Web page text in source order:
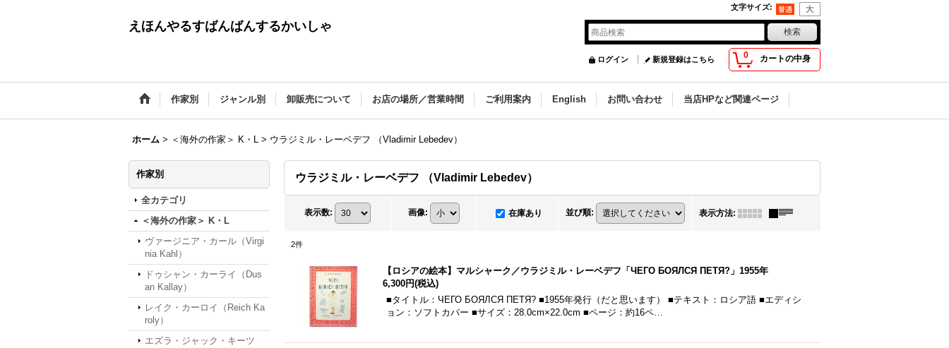
文字サイズ:
えほんやるすばんばんするかいしゃ
0 カートの中身
ログイン 新規登録はこちら
作家別 ジャンル別 卸販売について お店の場所／営業時間 ご利用案内 English お問い合わせ 当店HPなど関連ページ
ホーム > ＜海外の作家＞ K・L > ウラジミル・レーベデフ （Vladimir Lebedev）
作家別
全カテゴリ
＜海外の作家＞ K・L
ヴァージニア・カール（Virgi
nia Kahl）
ドゥシャン・カーライ（Dus
an Kallay）
レイク・カーロイ（Reich Ka
roly）
エズラ・ジャック・キーツ
ウラジミル・レーベデフ （Vladimir Lebedev）
表示数: 画像: 在庫あり 並び順: 表示方法:
2件
【ロシアの絵本】マルシャーク／ウラジミル・レーベデフ「ЧЕГО БОЯЛСЯ ПЕТЯ?」1955年
6,300円(税込)
■タイトル：ЧЕГО БОЯЛСЯ ПЕТЯ? ■1955年発行（だと思います） ■テキスト：ロシア語 ■エディシ
ョン：ソフトカバー ■サイズ：28.0cm×22.0cm ■ページ：約16ペ…